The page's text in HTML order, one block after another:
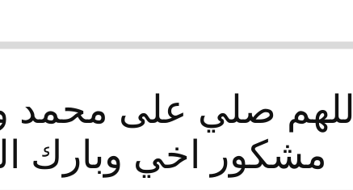
اللهم صلي على محمد
مشكور اخي وبارك